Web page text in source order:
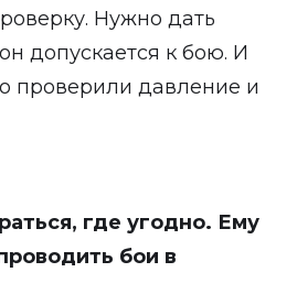
Нужно дать
допускается к бою. И
проверили давление и
где угодно. Ему
бои в